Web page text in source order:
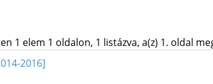
1 elem 1 oldalon, 1 listázva, a(z) 1. oldal
2016]